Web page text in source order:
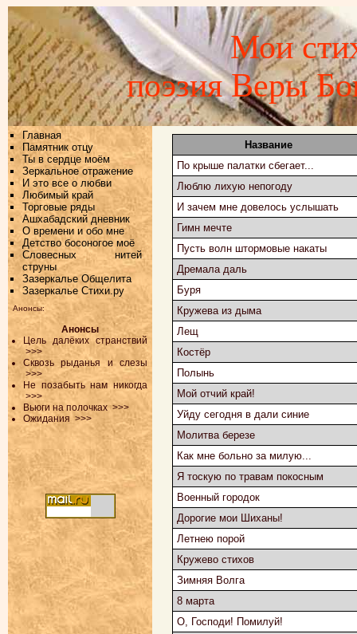
Мои
поэзия Веры
Главная
Памятник отцу
Ты в сердце моём
Зеркальное отражение
И это все о любви
Любимый край
Торговые ряды
Ашхабадский дневник
О времени и обо мне
Детство босоногое моё
Словесных нитей
струны
Зазеркалье Общелита
Зазеркалье Стихи.ру
Анонсы:
Анонсы
Цель далёких странствий
>>>
Сквозь рыданья и слезы
>>>
Не позабыть нам никогда
>>>
Вьюги на полочках >>>
Ожидания >>>
Название
По крыше палатки сбегает...
Люблю лихую непогоду
И зачем мне довелось услышать
Гимн мечте
Пусть волн штормовые накаты
Дремала даль
Буря
Кружева из дыма
Лещ
Костёр
Полынь
Мой отчий край!
Уйду сегодня в дали синие
Молитва березе
Как мне больно за милую...
Я тоскую по травам покосным
Военный городок
Дорогие мои Шиханы!
Летнею порой
Кружево стихов
Зимняя Волга
8 марта
О, Господи! Помилуй!